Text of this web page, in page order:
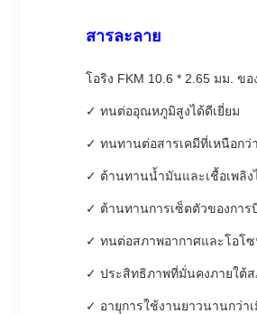
สารละลาย
โอริง FKM 10.6 * 2.65 มม. ขอ
✓ ทนต่ออุณหภูมิสูงได้ดีเยี่ยม
✓ ทนทานต่อสารเคมีที่เหนือกว่า
✓ ต้านทานน้ำมันและเชื้อเพลิง
✓ ต้านทานการเซ็ตตัวของการ
✓ ทนต่อสภาพอากาศและโอโซ
✓ ประสิทธิภาพที่มั่นคงภายใต้
✓ อายุการใช้งานยาวนานกว่า